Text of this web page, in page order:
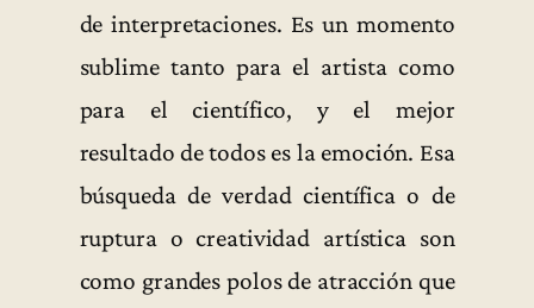
de interpretaciones. Es un momento
sublime tanto para el artista como
para el científico, y el mejor
resultado de todos es la emoción. Esa
búsqueda de verdad científica o de
ruptura o creatividad artística son
como grandes polos de atracción que